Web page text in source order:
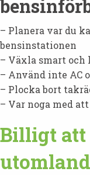
– Planera var du
bensinstationen
– Växla smart
– Använd inte AC
– Plocka bort
– Var noga med
Billigt att